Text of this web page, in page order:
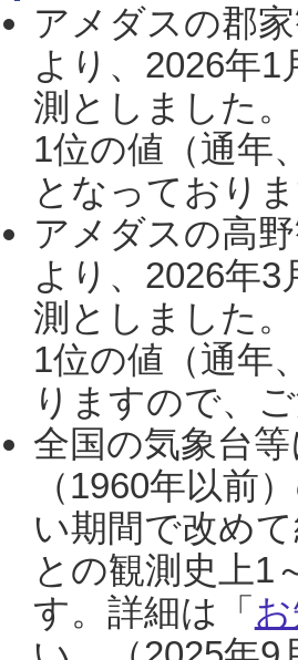
アメダスの郡
より、2026年
測としました
1位の値（通年
となっており
アメダスの高
より、2026年
測としました
1位の値（通年
りますので、
全国の気象台
（1960年以前
い期間で改め
との観測史上1
す。詳細は「